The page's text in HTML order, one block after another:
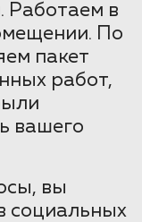
Работаем в
По
пакет
работ,
вашего
вы
социальных